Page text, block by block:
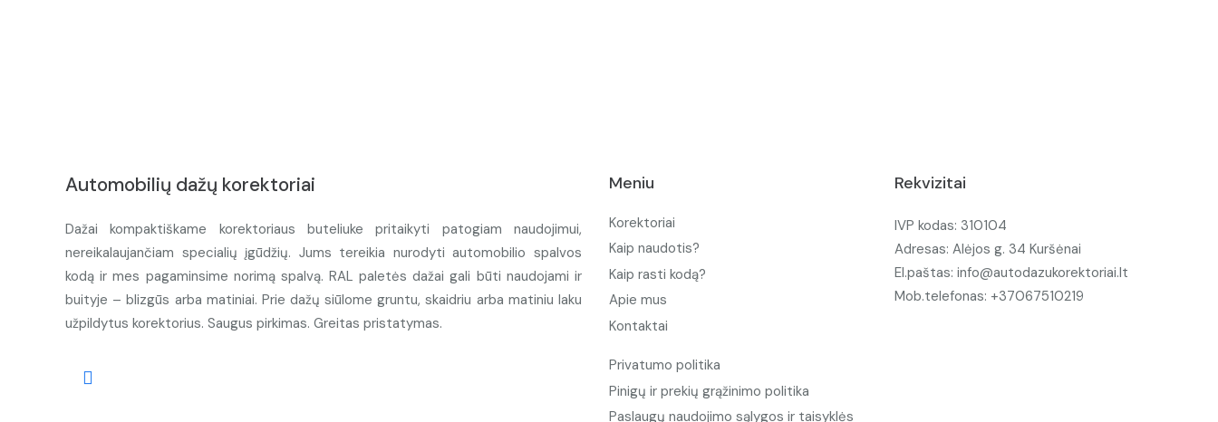
Automobilių dažų korektoriai
Dažai kompaktiškame korektoriaus buteliuke pritaikyti patogiam naudojimui,
nereikalaujančiam specialių įgūdžių. Jums tereikia nurodyti automobilio spalvos
kodą ir mes pagaminsime norimą spalvą. RAL paletės dažai gali būti naudojami ir
buityje – blizgūs arba matiniai. Prie dažų siūlome gruntu, skaidriu arba matiniu laku
užpildytus korektorius. Saugus pirkimas. Greitas pristatymas.
Meniu
Korektoriai
Kaip naudotis?
Kaip rasti kodą?
Apie mus
Kontaktai
Privatumo politika
Pinigų ir prekių grąžinimo politika
Paslaugų naudojimo sąlygos ir taisyklės
Rekvizitai
IVP kodas: 310104
Adresas: Alėjos g. 34 Kuršėnai
El.paštas: info@autodazukorektoriai.lt
Mob.telefonas: +37067510219